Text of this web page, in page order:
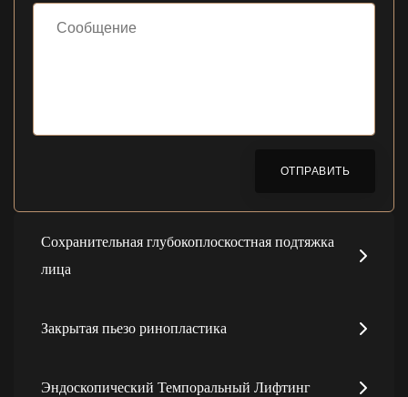
Сохранительная глубокоплоскостная подтяжка
лица
Закрытая пьезо ринопластика
Эндоскопический Темпоральный Лифтинг
ОТПРАВИТЬ